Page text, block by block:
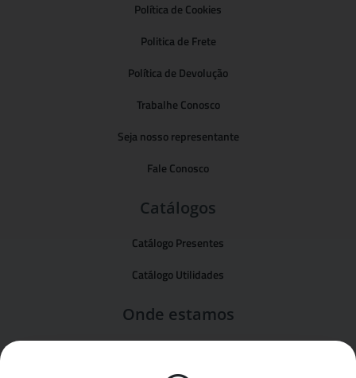
Política de Cookies
Politica de Frete
Política de Devolução
Trabalhe Conosco
Seja nosso representante
Fale Conosco
Catálogos
Catálogo Presentes
Catálogo Utilidades
Onde estamos